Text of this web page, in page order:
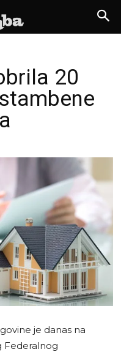
20
je danas na
Federalnog